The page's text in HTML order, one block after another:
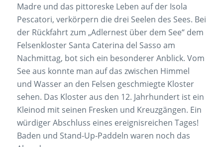
Madre und das pittoreske Leben auf der Isola
Pescatori, verkörpern die drei Seelen des Sees. Bei
der Rückfahrt zum „Adlernest über dem See“ dem
Felsenkloster Santa Caterina del Sasso am
Nachmittag, bot sich ein besonderer Anblick. Vom
See aus konnte man auf das zwischen Himmel
und Wasser an den Felsen geschmiegte Kloster
sehen. Das Kloster aus den 12. Jahrhundert ist ein
Kleinod mit seinen Fresken und Kreuzgängen. Ein
würdiger Abschluss eines ereignisreichen Tages!
Baden und Stand-Up-Paddeln waren noch das